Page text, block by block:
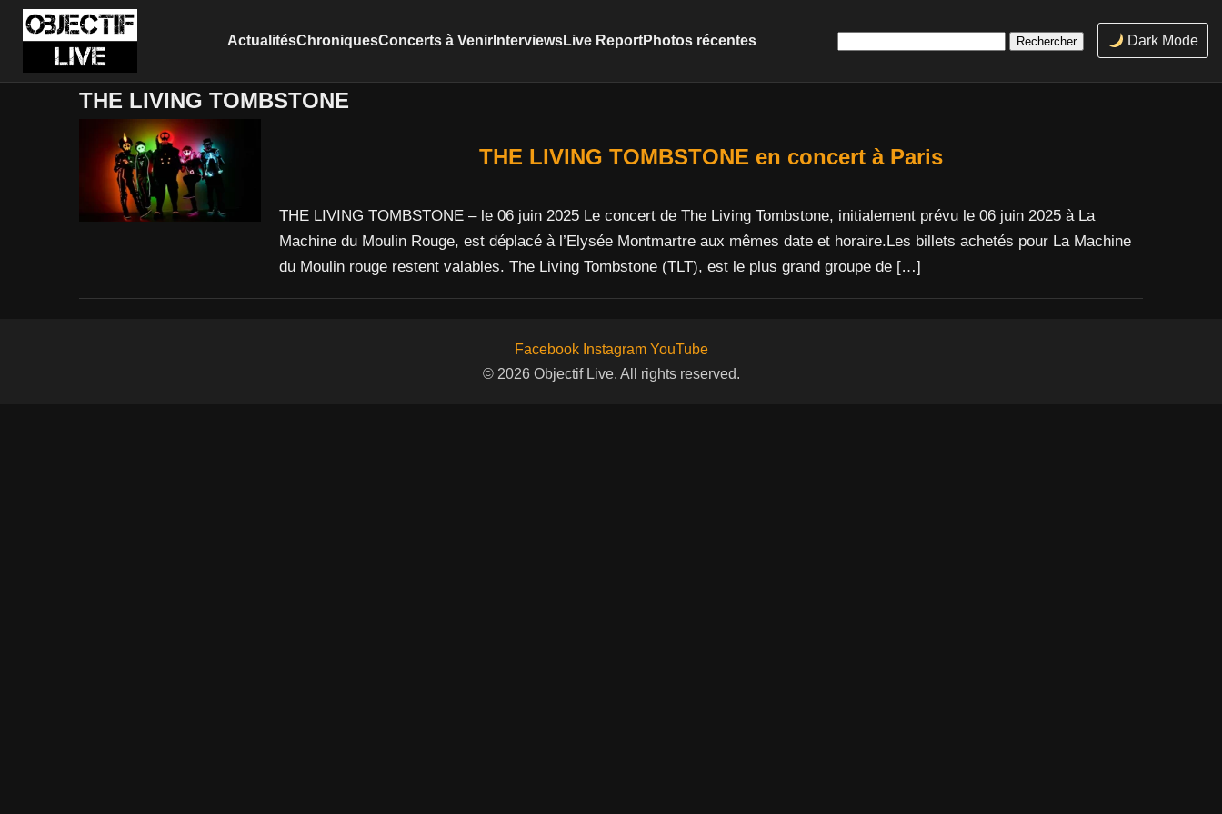
ActualitésChroniquesConcerts à VenirInterviewsLive ReportPhotos récentes Dark Mode
THE LIVING TOMBSTONE
THE LIVING TOMBSTONE en concert à Paris
THE LIVING TOMBSTONE – le 06 juin 2025 Le concert de The Living Tombstone, initialement prévu le 06 juin 2025 à La
Machine du Moulin Rouge, est déplacé à l’Elysée Montmartre aux mêmes date et horaire.Les billets achetés pour La Machine
du Moulin rouge restent valables. The Living Tombstone (TLT), est le plus grand groupe de […]
Facebook Instagram YouTube
© 2026 Objectif Live. All rights reserved.